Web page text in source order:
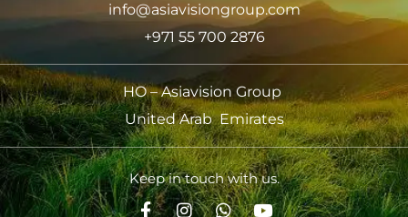
info@asiavisiongroup.com
+971 55 700 2876
HO – Asiavision Group
United Arab Emirates
Keep in touch with us.